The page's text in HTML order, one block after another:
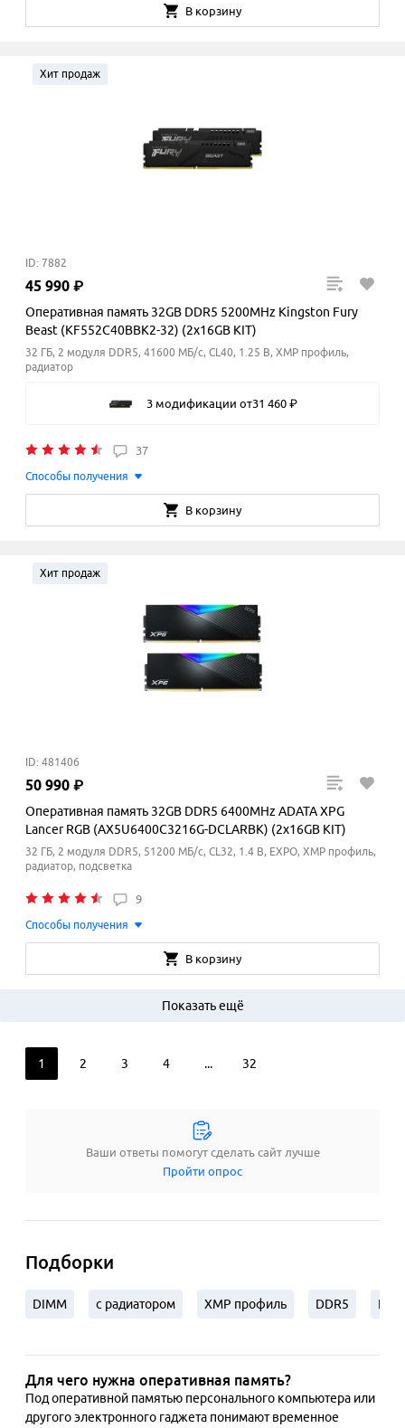
В корзину
Хит продаж
ID: 7882
45 990 ₽
Оперативная память 32GB DDR5 5200MHz Kingston Fury
Beast (KF552C40BBK2-32) (2x16GB KIT)
32 ГБ, 2 модуля DDR5, 41600 МБ/с, CL40, 1.25 В, XMP профиль,
радиатор
3 модификации от31 460 ₽
37
Способы получения
В корзину
Хит продаж
ID: 481406
50 990 ₽
Оперативная память 32GB DDR5 6400MHz ADATA XPG
Lancer RGB (AX5U6400C3216G-DCLARBK) (2x16GB KIT)
32 ГБ, 2 модуля DDR5, 51200 МБ/с, CL32, 1.4 В, EXPO, XMP профиль,
радиатор, подсветка
9
Способы получения
В корзину
1 2 3 4 ... 32
Показать ещё
Ваши ответы помогут сделать сайт лучше
Пройти опрос
Подборки
DIMM с радиатором XMP профиль DDR5
Для чего нужна оперативная память?
Под оперативной памятью персонального компьютера или
другого электронного гаджета понимают временное